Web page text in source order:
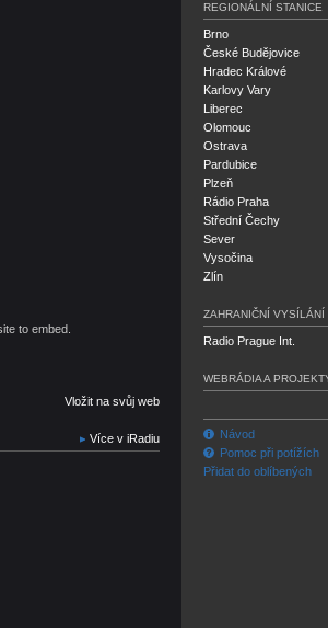
to embed.
Vložit na svůj web
Více v iRadiu
REGIONÁLNÍ STANICE
Brno
České Budějovice
Hradec Králové
Karlovy Vary
Liberec
Olomouc
Ostrava
Pardubice
Plzeň
Rádio Praha
Střední Čechy
Sever
Vysočina
Zlín
ZAHRANIČNÍ VYSÍLÁNÍ
Radio Prague Int.
WEBRÁDIA A
Návod
Pomoc při potížích
Přidat do oblíbených